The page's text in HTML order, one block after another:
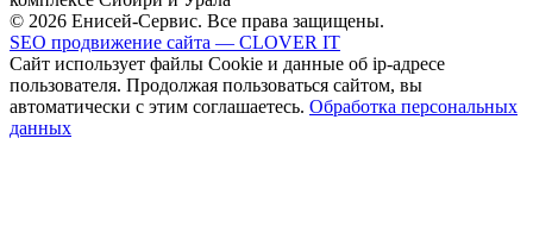
© 2026 Енисей-Сервис. Все права защищены.
SEO продвижение сайта — CLOVER IT
Сайт использует файлы Cookie и данные об ip-адресе
пользователя. Продолжая пользоваться сайтом, вы
автоматически с этим соглашаетесь. Обработка персональных
данных